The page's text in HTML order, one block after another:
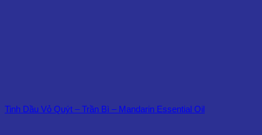
Tinh Dầu Vỏ Quýt – Trần Bì – Mandarin Essential Oil